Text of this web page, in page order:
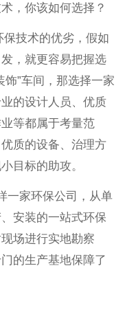
，你该如何选择？
保技术的优劣，假如
，就更容易把握选
饰”车间，那选择一家
的设计人员、优质
等都属于考量范
质的设备、治理方
目标的助攻。
一家环保公司 ，从单
安装的一站式环保
场进行实地勘察
门的生产基地保障了